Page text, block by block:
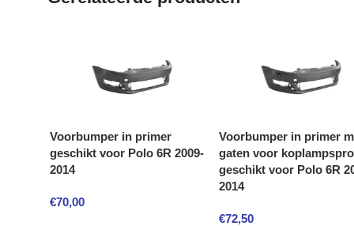
Voorbumper in primer
geschikt voor Polo 6R 2009-
2014
€70,00
Voorbumper in primer
gaten voor
geschikt voor Polo 6R
2014
€72,50